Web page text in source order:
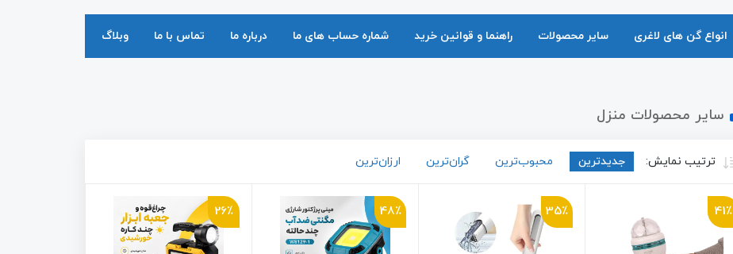
انواع گن های لاغری سایر محصولات راهنما و قوانین خرید شماره حساب های ما درباره ما تماس با ما وبلاگ
سایر محصولات منزل
ترتیب نمایش: جدیدترین محبوب‌ترین گران‌ترین ارزان‌ترین
41٪ 35٪ 48٪ 26٪